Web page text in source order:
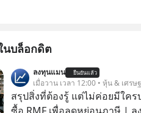
นบล็อกดิต
ลงทุนแมน ยืนยันแล้ว
เมื่อวาน เวลา 12:00 • หุ้น & เศรษ
สรุปสิ่งที่ต้องรู้ แต่ไม่ค่อยมีใคร